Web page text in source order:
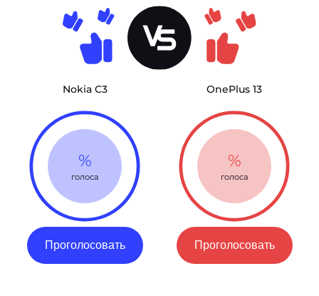
Nokia C3
%
голоса
Проголосовать
OnePlus 13
%
голоса
Проголосовать